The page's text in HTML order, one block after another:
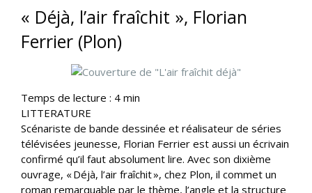
« Déjà, l’air fraîchit », Florian
Ferrier (Plon)
Temps de lecture : 4 min
LITTERATURE
Scénariste de bande dessinée et réalisateur de séries
télévisées jeunesse, Florian Ferrier est aussi un écrivain
confirmé qu’il faut absolument lire. Avec son dixième
ouvrage, « Déjà, l’air fraîchit », chez Plon, il commet un
roman remarquable par le thème, l’angle et la structure